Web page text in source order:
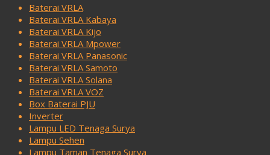
Baterai VRLA
Baterai VRLA Kabaya
Baterai VRLA Kijo
Baterai VRLA Mpower
Baterai VRLA Panasonic
Baterai VRLA Samoto
Baterai VRLA Solana
Baterai VRLA VOZ
Box Baterai PJU
Inverter
Lampu LED Tenaga Surya
Lampu Sehen
Lampu Taman Tenaga Surya